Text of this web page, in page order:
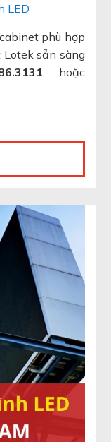
LED
phù hợp
sẵn sàng
hoặc